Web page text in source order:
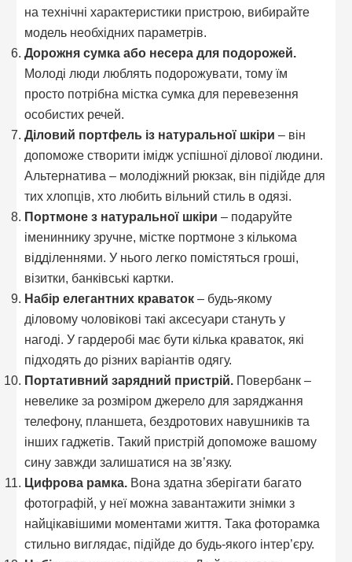
на технічні характеристики пристрою, вибирайте
модель необхідних параметрів.
Дорожня сумка або несера для подорожей.
Молоді люди люблять подорожувати, тому їм
просто потрібна містка сумка для перевезення
особистих речей.
Діловий портфель із натуральної шкіри – він
допоможе створити імідж успішної ділової людини.
Альтернатива – молодіжний рюкзак, він підійде для
тих хлопців, хто любить вільний стиль в одязі.
Портмоне з натуральної шкіри – подаруйте
імениннику зручне, містке портмоне з кількома
відділеннями. У нього легко помістяться гроші,
візитки, банківські картки.
Набір елегантних краваток – будь-якому
діловому чоловікові такі аксесуари стануть у
нагоді. У гардеробі має бути кілька краваток, які
підходять до різних варіантів одягу.
Портативний зарядний пристрій. Повербанк –
невелике за розміром джерело для заряджання
телефону, планшета, бездротових навушників та
інших гаджетів. Такий пристрій допоможе вашому
сину завжди залишатися на зв’язку.
Цифрова рамка. Вона здатна зберігати багато
фотографій, у неї можна завантажити знімки з
найцікавішими моментами життя. Така фоторамка
стильно виглядає, підійде до будь-якого інтер’єру.